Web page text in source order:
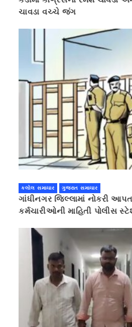
ચાવડા વચ્ચે જંગ
કલોલ સમાચાર ગુજરાત સમાચાર
ગાંધીનગર જિલ્લામાં નોકરી
કર્મચારીઓની માહિતી પોલીસ